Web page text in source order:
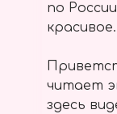
по
красивое.
читает
здесь